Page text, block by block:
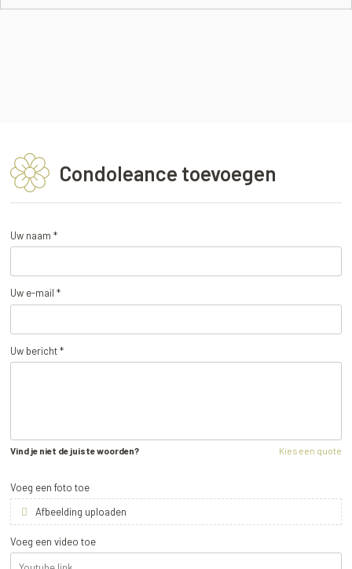
Condoleance toevoegen
Uw naam *
Uw e-mail *
Uw bericht *
Vind je niet de juiste woorden? Kies een quote
Voeg een foto toe
Afbeelding uploaden
Voeg een video toe